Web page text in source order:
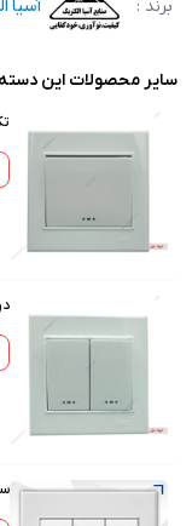
برند : آسیا
سایر محصولات این